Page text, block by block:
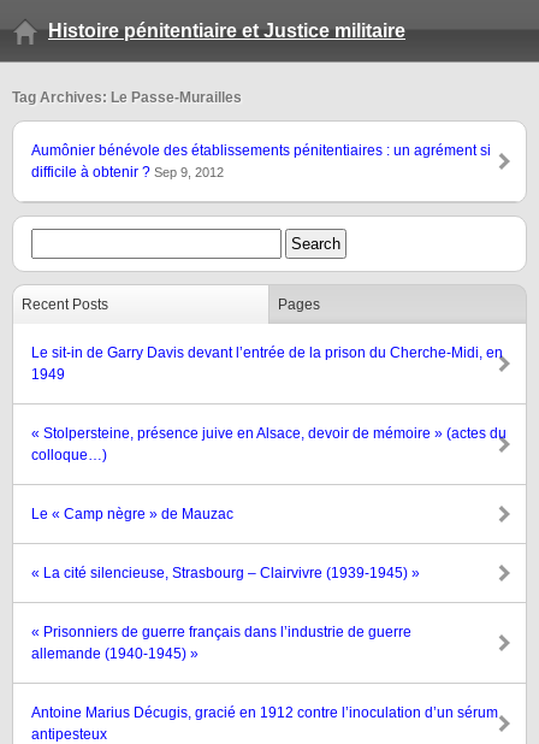
Histoire pénitentiaire et Justice militaire
Tag Archives: Le Passe-Murailles
Aumônier bénévole des établissements pénitentiaires : un agrément si
difficile à obtenir ? Sep 9, 2012
Recent Posts Pages
Le sit-in de Garry Davis devant l’entrée de la prison du Cherche-Midi, en
1949
« Stolpersteine, présence juive en Alsace, devoir de mémoire » (actes du
colloque…)
Le « Camp nègre » de Mauzac
« La cité silencieuse, Strasbourg – Clairvivre (1939-1945) »
« Prisonniers de guerre français dans l’industrie de guerre
allemande (1940-1945) »
Antoine Marius Décugis, gracié en 1912 contre l’inoculation d’un sérum
antipesteux